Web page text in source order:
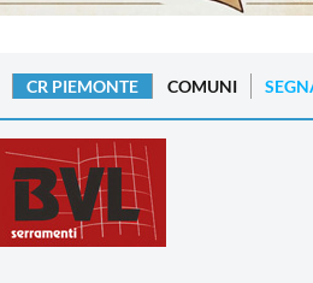
CR PIEMONTE COMUNI